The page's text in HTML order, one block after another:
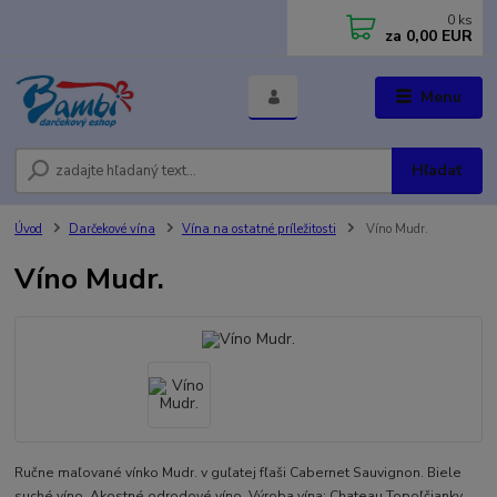
Menu
Hľadať
0 ks
za 0,00 EUR
Úvod Darčekové vína Vína na ostatné príležitosti Víno Mudr.
Víno Mudr.
Ručne maľované vínko Mudr. v guľatej fľaši Cabernet Sauvignon. Biele